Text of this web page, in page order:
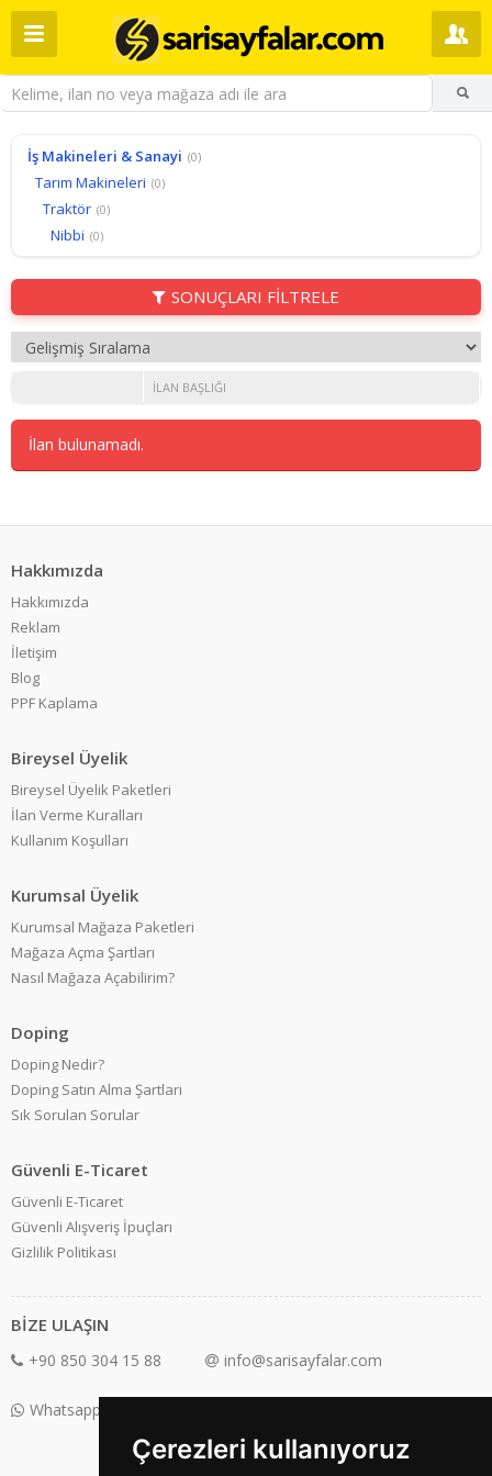
Çerezleri kullanıyoruz
İş Makineleri & Sanayi (0)
Tarım Makineleri (0)
Traktör (0)
Nibbi (0)
SONUÇLARI FİLTRELE
İLAN BAŞLIĞI
İlan bulunamadı.
Hakkımızda
Hakkımızda
Reklam
İletişim
Blog
PPF Kaplama
Bireysel Üyelik
Bireysel Üyelik Paketleri
İlan Verme Kuralları
Kullanım Koşulları
Kurumsal Üyelik
Kurumsal Mağaza Paketleri
Mağaza Açma Şartları
Nasıl Mağaza Açabilirim?
Doping
Doping Nedir?
Doping Satın Alma Şartları
Sık Sorulan Sorular
Güvenli E-Ticaret
Güvenli E-Ticaret
Güvenli Alışveriş İpuçları
Gizlilik Politikası
BİZE ULAŞIN
+90 850 304 15 88 info@sarisayfalar.com
Whatsapp Destek: +90 850 304 15 88